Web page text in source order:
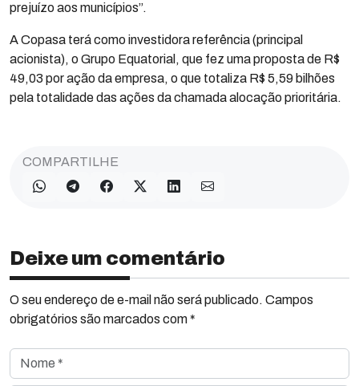
prejuízo aos municípios”.
A Copasa terá como investidora referência (principal
acionista), o Grupo Equatorial, que fez uma proposta de R$
49,03 por ação da empresa, o que totaliza R$ 5,59 bilhões
pela totalidade das ações da chamada alocação prioritária.
COMPARTILHE
Deixe um comentário
O seu endereço de e-mail não será publicado. Campos
obrigatórios são marcados com *
Nome *